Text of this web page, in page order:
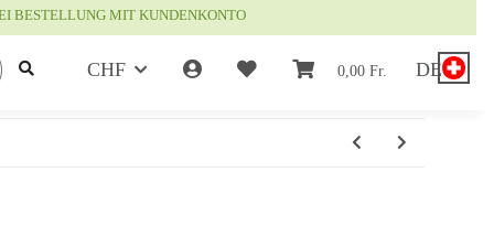
BESTELLUNG MIT KUNDENKONTO
CHF 0,00 Fr. DE